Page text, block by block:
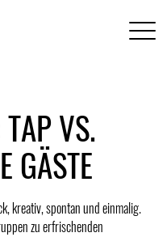
VS.
GÄSTE
kreativ, spontan und einmalig.
zu erfrischenden